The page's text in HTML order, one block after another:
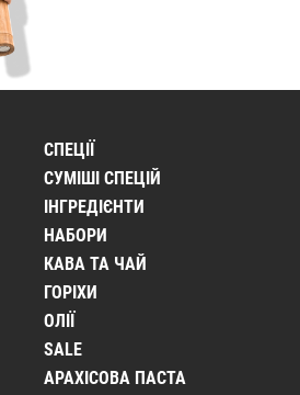
СПЕЦІЇ
CУМІШІ СПЕЦІЙ
ІНГРЕДІЄНТИ
НАБОРИ
КАВА ТА ЧАЙ
ГОРІХИ
ОЛІЇ
SALE
АРАХІСОВА ПАСТА